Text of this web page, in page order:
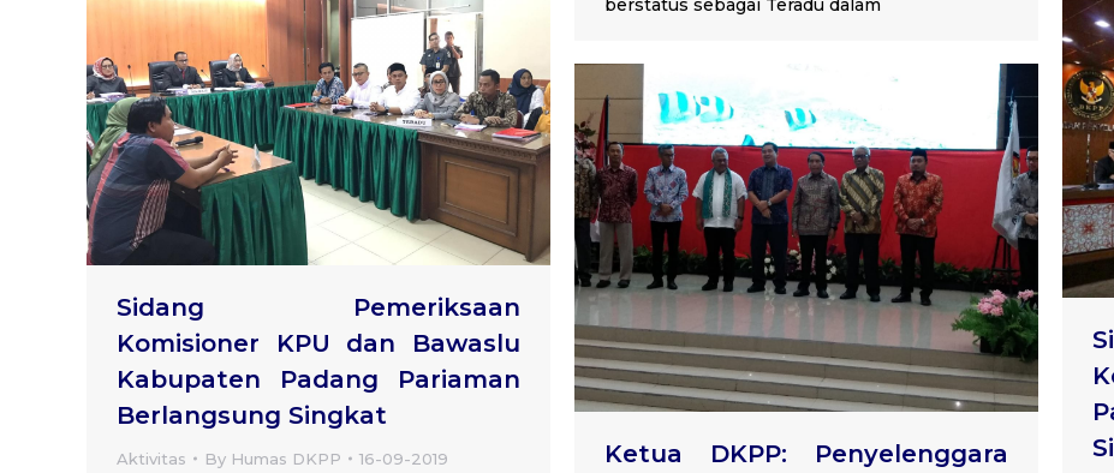
berstatus sebagai Teradu dalam
Sidang Pemeriksaan
Komisioner KPU dan Bawaslu
Kabupaten Padang Pariaman
Berlangsung Singkat
Aktivitas By Humas DKPP 16-09-2019
Ketua DKPP: Penyelenggara